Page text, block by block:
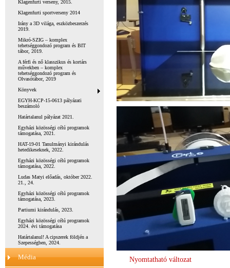
Klagenfurti verseny, 2015.
Klagenfurti sportverseny 2014
Irány a 3D világa, eszközbeszerzés
2019.
Mikró-SZIG – komplex
tehetséggondozó program és BIT
tábor, 2019.
A férfi és nő klasszikus és kortárs
művekben – komplex
tehetséggondozó program és
Olvasótábor, 2019
Könyvek
EGYH-KCP-15-0613 pályázati
beszámoló
Határtalanul pályázat 2021.
Egyházi közösségi célú programok
támogatása, 2021.
HAT-19-01 Tanulmányi kirándulás
hetedikeseknek, 2022.
Egyházi közösségi célú programok
támogatása, 2022.
Ludas Matyi előadás, október 2022.
21., 24.
Egyházi közösségi célú programok
támogatása, 2023.
Partiumi kirándulás, 2023.
Egyházi közösségi célú programok
2024. évi támogatása
Határtalanul! A cipszerek földjén a
Szepességben, 2024.
Média Nyomtatható változat